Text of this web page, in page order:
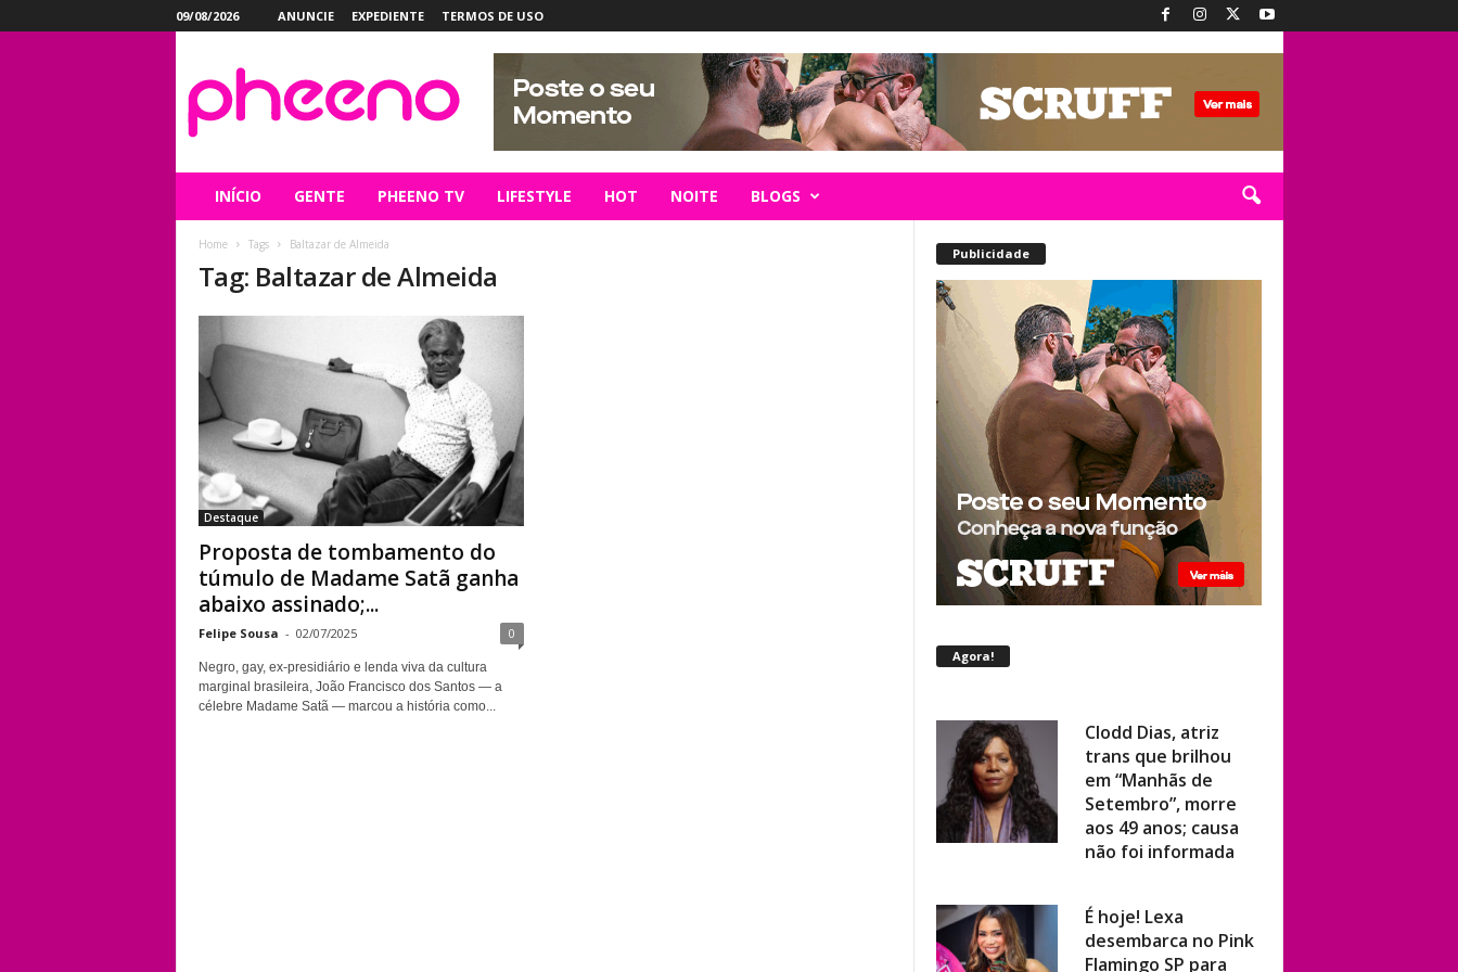
09/08/2026 ANUNCIE EXPEDIENTE TERMOS DE USO
INÍCIO GENTE PHEENO TV LIFESTYLE HOT NOITE BLOGS
Home Tags Baltazar de Almeida
Tag: Baltazar de Almeida
Destaque
Proposta de tombamento do
túmulo de Madame Satã ganha
abaixo assinado;...
Felipe Sousa - 02/07/2025 0
Negro, gay, ex-presidiário e lenda viva da cultura
marginal brasileira, João Francisco dos Santos — a
célebre Madame Satã — marcou a história como...
Publicidade
Agora!
trans que brilhou
em “Manhãs de
Setembro”, morre
aos 49 anos; causa
não foi informada
desembarca no Pink
Flamingo SP para
show ao vivo com